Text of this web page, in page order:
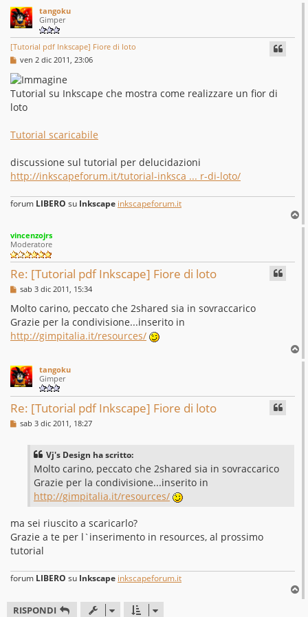
tangoku
Gimper
[Tutorial pdf Inkscape] Fiore di loto
M
s
s
a
g
g
o
ven 2 dic 2011, 23:06
Tutorial su Inkscape che mostra come realizzare un fior di
loto
Tutorial scaricabile
discussione sul tutorial per delucidazioni
http://inkscapeforum.it/tutorial-inksca ... r-di-loto/
forum LIBERO su Inkscape inkscapeforum.it
o
vincenzojrs
Moderatore
Re: [Tutorial pdf Inkscape] Fiore di loto
M
s
s
a
g
g
sab 3 dic 2011, 15:34
Molto carino, peccato che 2shared sia in sovraccarico
Grazie per la condivisione...inserito in
http://gimpitalia.it/resources/
o
tangoku
Gimper
Re: [Tutorial pdf Inkscape] Fiore di loto
M
sab 3 dic 2011, 18:27
Vj's Design ha scritto:
Molto carino, peccato che 2shared sia in sovraccarico
Grazie per la condivisione...inserito in
http://gimpitalia.it/resources/
ma sei riuscito a scaricarlo?
Grazie a te per l`inserimento in resources, al prossimo
tutorial
forum LIBERO su Inkscape inkscapeforum.it
o
RISPONDI